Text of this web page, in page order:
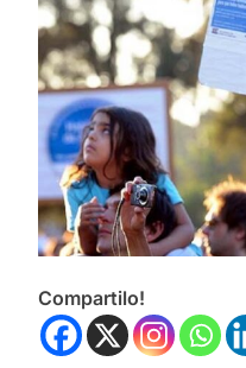
Compartilo!